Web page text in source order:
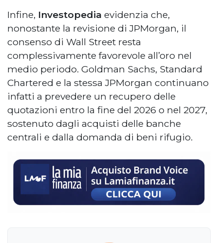
Infine, Investopedia evidenzia che,
nonostante la revisione di JPMorgan, il
consenso di Wall Street resta
complessivamente favorevole all’oro nel
medio periodo. Goldman Sachs, Standard
Chartered e la stessa JPMorgan continuano
infatti a prevedere un recupero delle
quotazioni entro la fine del 2026 o nel 2027,
sostenuto dagli acquisti delle banche
centrali e dalla domanda di beni rifugio.